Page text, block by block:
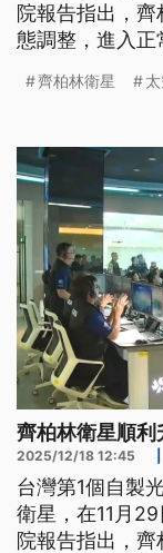
院報告指出，
態調整，進入正
齊柏林衛星
齊柏林衛星順
2025/12/18 12:45
台灣第1個自製
衛星，在11月
院報告指出，